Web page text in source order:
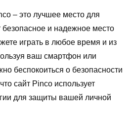
– это лучшее место для
безопасное и надежное место
играть в любое время и из
ваш смартфон или
беспокоиться о безопасности
сайт Pinco использует
для защиты вашей личной